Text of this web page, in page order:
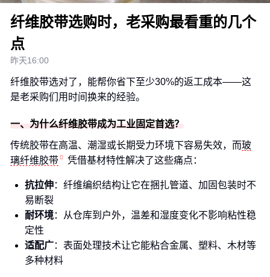
纤维胶带选购时，老采购最看重的几个
点
昨天16:00
纤维胶带选对了，能帮你省下至少30%的返工成本——这
是老采购们用时间换来的经验。
一、为什么纤维胶带成为工业固定首选？
传统胶带在高温、潮湿或长期受力环境下容易失效，而玻
璃纤维胶带
凭借基材特性解决了这些痛点：
抗拉伸：纤维编织结构让它在捆扎管道、加固包装时不
易断裂
耐环境：从仓库到户外，温差和湿度变化不影响粘性稳
定性
适配广：表面处理技术让它能粘合金属、塑料、木材等
多种材料